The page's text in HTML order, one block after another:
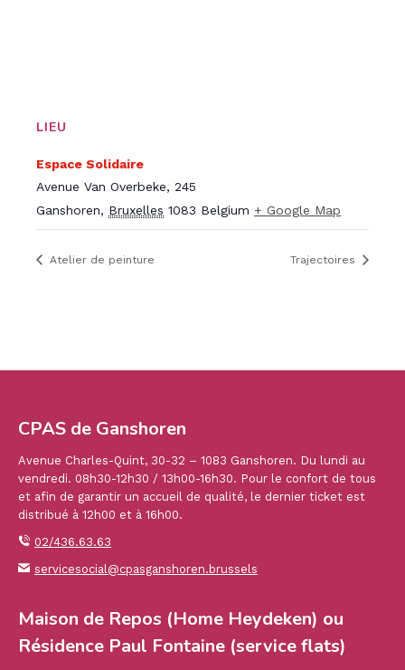
LIEU
Espace Solidaire
Avenue Van Overbeke, 245
Ganshoren, Bruxelles 1083 Belgium + Google Map
Atelier de peinture Trajectoires
CPAS de Ganshoren
Avenue Charles-Quint, 30-32 – 1083 Ganshoren. Du lundi au
vendredi. 08h30-12h30 / 13h00-16h30. Pour le confort de tous
et afin de garantir un accueil de qualité, le dernier ticket est
distribué à 12h00 et à 16h00.
02/436.63.63
servicesocial@cpasganshoren.brussels
Maison de Repos (Home Heydeken) ou
Résidence Paul Fontaine (service flats)